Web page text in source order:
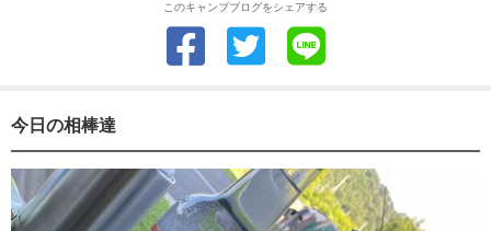
このキャンプブログをシェアする
今日の相棒達